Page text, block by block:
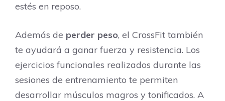
estés en reposo.
Además de perder peso, el CrossFit también
te ayudará a ganar fuerza y resistencia. Los
ejercicios funcionales realizados durante las
sesiones de entrenamiento te permiten
desarrollar músculos magros y tonificados. A